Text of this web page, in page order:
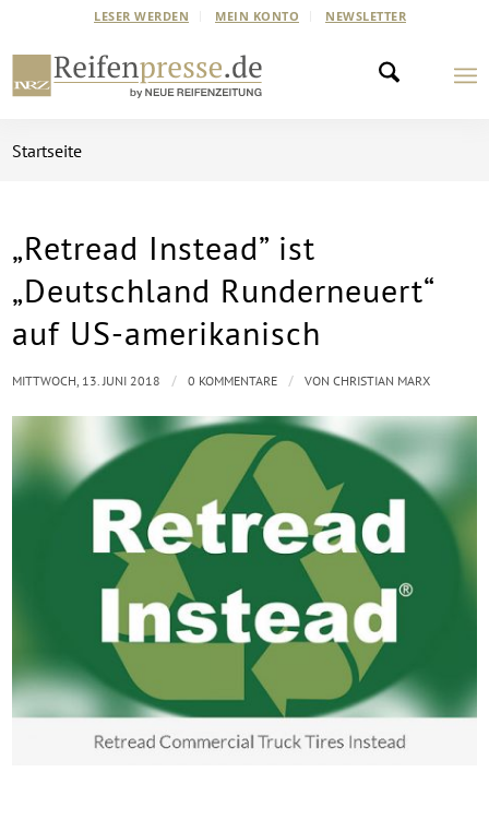
LESER WERDEN MEIN KONTO NEWSLETTER
Startseite
„Retread Instead” ist
„Deutschland Runderneuert“
auf US-amerikanisch
MITTWOCH, 13. JUNI 2018 / 0 KOMMENTARE / VONCHRISTIAN MARX